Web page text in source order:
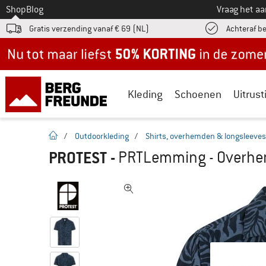
Naar
ShopBlog Vraag het
Gratis verzending vanaf € 69 (NL) Achteraf
Kleding Schoenen
Startpagina
/ Outdoorkleding / Shirts, overhemden & longsleeves
PROTEST - PRTLemming -